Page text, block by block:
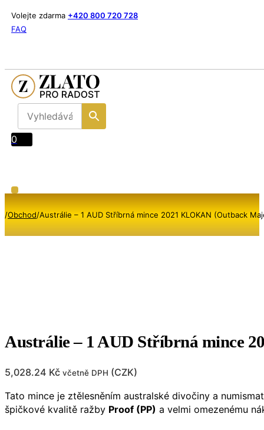
Volejte zdarma +420 800 720 728
FAQ
0
/Obchod/Austrálie – 1 AUD Stříbrná mince 2021 KLOKAN (Outback
Austrálie – 1 AUD Stříbrná mince
5,028.24 Kč včetně DPH (CZK)
Tato mince je ztělesněním australské divočiny a
špičkové kvalitě ražby Proof (PP) a velmi omezenému